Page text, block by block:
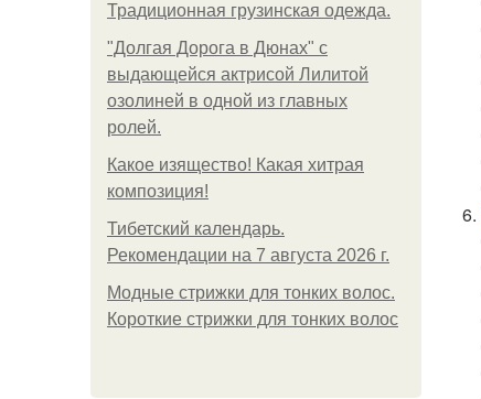
Традиционная грузинская одежда.
"Долгая Дорога в Дюнах" с
выдающейся актрисой Лилитой
озолиней в одной из главных
ролей.
Какое изящество! Какая хитрая
композиция!
Тибетский календарь.
Рекомендации на 7 августа 2026 г.
Модные стрижки для тонких волос.
Короткие стрижки для тонких волос